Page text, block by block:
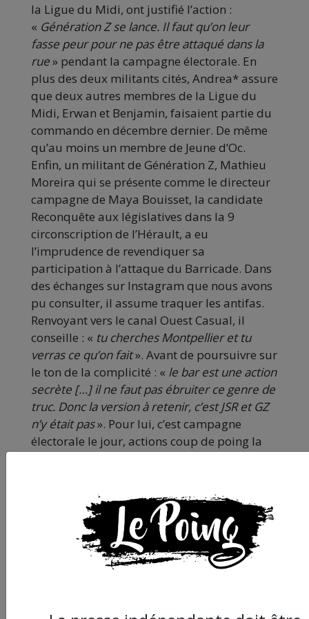
la Ligue du Midi, ont justifié l’action :
« Génération Z se lance. Il faut qu’on leur
fasse peur pour ne pas être attaqué dans la
rue» pendant la campagne électorale. En
plus des deux militants cités, Andrea* assure
que deux autres membres de la Ligue du
Midi, Erwan et Benjamin, faisaient partie du
commando en décembre dernier. De même
qu’au moins un membre de Jeune d’Oc.
Enfin, un militant de Génération Z, Mathieu
Moreira qui se présente comme le directeur
campagne de Maya Bouisset, la candidate
Reconquête aux législatives dans la 9
circonscription de l’Hérault, a eu
l’imprudence de revendiquer sa
participation à l’attaque du Barricade. Dans
des échanges sur Instagram que nous avons
pu consulter, il assume traquer les antifas.
Renvoyant vers le canal Ouest Casual, il
conseille : « tu cherches Montpellier et tu
verras ce qu’on fait». Avant de poursuivre sur
le ton de la complicité : « le bar est une action
secrète […] il ne faut pas ébruiter ce genre de
truc. Donc la version à retenir, c’est JSR et GZ
n’y était pas». Pour lui, c’est campagne
électorale le jour, actions coup de poing la